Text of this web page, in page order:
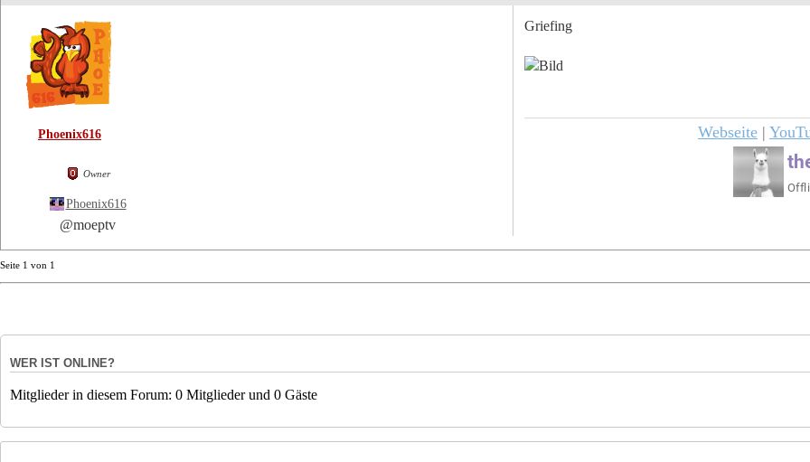
Griefing
Webseite |
Phoenix616
Owner
Phoenix616
@moeptv
Seite 1 von 1
WER IST ONLINE?
Mitglieder in diesem Forum: 0 Mitglieder und 0 Gäste